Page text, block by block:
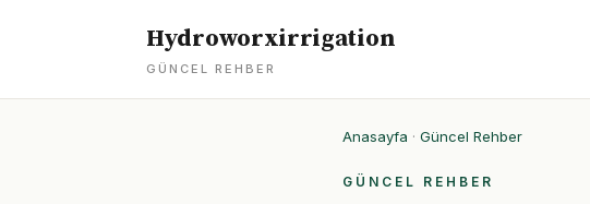
Hydroworxirrigation
GÜNCEL REHBER
Anasayfa · Güncel Rehber
GÜNCEL REHBER